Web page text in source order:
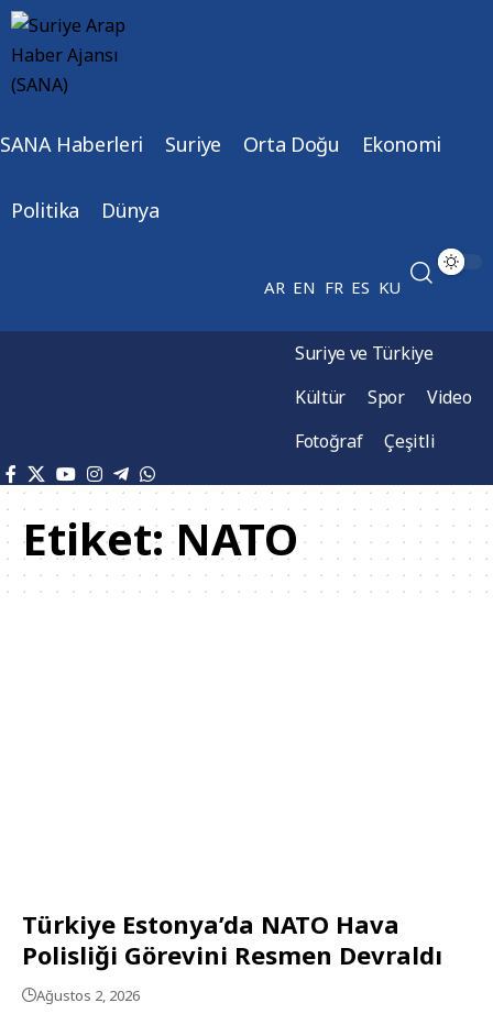
SANA Haberleri Suriye Orta Doğu Ekonomi
Politika Dünya
AR EN FR ES KU
Suriye ve Türkiye
Kültür
Spor
Video
Fotoğraf
Çeşitli
Etiket:NATO
Türkiye Estonya’da NATO Hava
Polisliği Görevini Resmen Devraldı
Ağustos 2, 2026